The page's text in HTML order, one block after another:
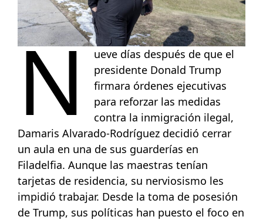
N
ueve días después de que el
presidente Donald Trump
firmara órdenes ejecutivas
para reforzar las medidas
contra la inmigración ilegal,
Damaris Alvarado-Rodríguez decidió cerrar
un aula en una de sus guarderías en
Filadelfia. Aunque las maestras tenían
tarjetas de residencia, su nerviosismo les
impidió trabajar. Desde la toma de posesión
de Trump, sus políticas han puesto el foco en